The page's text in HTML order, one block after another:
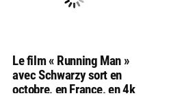
Le film « Running Man »
avec Schwarzy sort en
octobre, en France, en 4k